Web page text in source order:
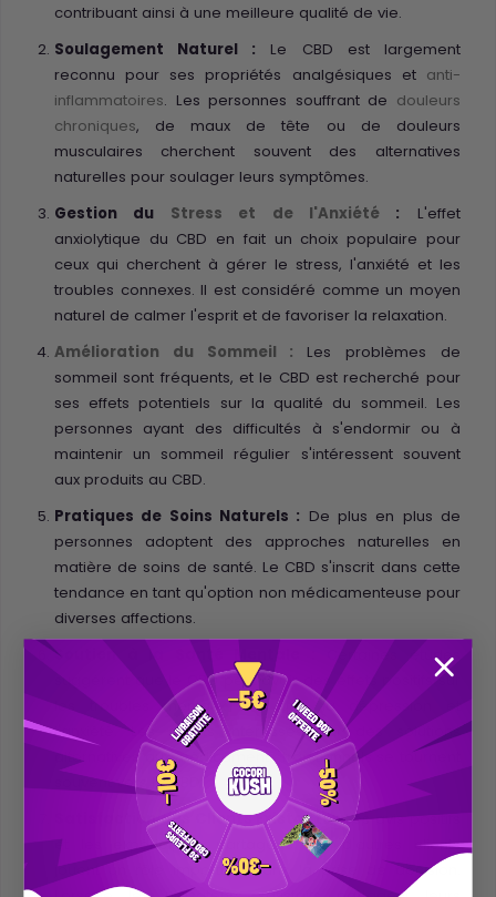
contribuant ainsi à une meilleure qualité de vie.
Soulagement Naturel : Le CBD est largement
reconnu pour ses propriétés analgésiques et anti-
inflammatoires. Les personnes souffrant de douleurs
chroniques, de maux de tête ou de douleurs
musculaires cherchent souvent des alternatives
naturelles pour soulager leurs symptômes.
Gestion du Stress et de l'Anxiété : L'effet
anxiolytique du CBD en fait un choix populaire pour
ceux qui cherchent à gérer le stress, l'anxiété et les
troubles connexes. Il est considéré comme un moyen
naturel de calmer l'esprit et de favoriser la relaxation.
Amélioration du Sommeil :
Les problèmes de
sommeil sont fréquents, et le CBD est recherché pour
ses effets potentiels sur la qualité du sommeil. Les
personnes ayant des difficultés à s'endormir ou à
maintenir un sommeil régulier s'intéressent souvent
aux produits au CBD.
Pratiques de Soins Naturels : De plus en plus de
personnes adoptent des approches naturelles en
matière de soins de santé. Le CBD s'inscrit dans cette
tendance en tant qu'option non médicamenteuse pour
diverses affections.
Soutien à la Santé Mentale :
Certaines études
suggèrent que le CBD peut avoir des effets positifs sur
les troubles mentaux tels que la dépression et
l'anxiété. Les clients intéressés par des solutions
alternatives aux médicaments traditionnels se tournent
souvent vers le CBD.
Satisfaction des Clients Existants :Les avis positifs
et les expériences partagées par d'autres clients
jouent un rôle important dans la prise de décision.